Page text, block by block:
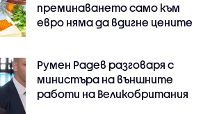
преминаването само към
евро няма да вдигне цените
Румен Радев разговаря с
министъра на външните
работи на Великобритания